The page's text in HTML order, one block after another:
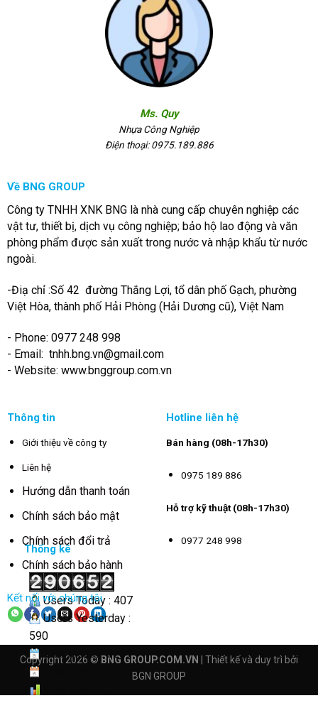
Ms. Quy
Nhựa Công Nghiệp
Điện thoại: 0975.189.886
Về BNG GROUP
Công ty TNHH XNK BNG là nhà cung cấp chuyên nghiệp các
vật tư, thiết bị, dịch vụ công nghiệp; bảo hộ lao động và văn
phòng phẩm được sản xuất trong nước và nhập khẩu từ nước
ngoài.
-Điạ chỉ :Số 42 đường Thắng Lợi, tổ dân phố Gạch, phường
Việt Hòa, thành phố Hải Phòng (Hải Dương cũ), Việt Nam
- Phone: 0977 248 998
- Email: tnhh.bng.vn@gmail.com
- Website: www.bnggroup.com.vn
Thông tin
Giới thiệu về công ty
Liên hệ
Hướng dẫn thanh toán
Chính sách bảo mật
Chính sách đổi trả
Chính sách bảo hành
Kết nối với chúng tôi
Hotline liên hệ
Bán hàng (08h-17h30)
0975 189 886
Hỗ trợ kỹ thuật (08h-17h30)
0977 248 998
Thống kê
Users Today : 407
Users Yesterday :
590
This Month : 3209
Copyright 2026 © BNG GROUP.COM.VN
| Thiết kế và duy trì bởi
BGN GROUP